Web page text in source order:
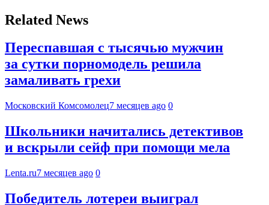
Related News
Переспавшая с тысячью мужчин
за сутки порномодель решила
замаливать грехи
Московский Комсомолец7 месяцев ago 0
Школьники начитались детективов
и вскрыли сейф при помощи мела
Lenta.ru7 месяцев ago 0
Победитель лотереи выиграл